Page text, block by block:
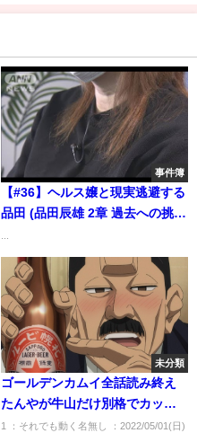
事件簿
【#36】ヘルス嬢と現実逃避する
品田 (品田辰雄 2章 過去への挑
Yakuza5: Like a Dragon 第4部
品田編
未分類
ゴールデンカムイ全話読み終え
たんやが牛山だけ別格でカッコ
よすぎん？
1 ：それでも動く名無し ：2022/05/01(日)